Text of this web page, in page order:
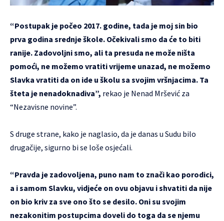
“Postupak je počeo 2017. godine, tada je moj sin bio
prva godina srednje škole. Očekivali smo da će to biti
ranije. Zadovoljni smo, ali ta presuda ne može ništa
pomoći, ne možemo vratiti vrijeme unazad, ne možemo
Slavka vratiti da on ide u školu sa svojim vršnjacima. Ta
šteta je nenadoknadiva”, rekao je Nenad Mršević za
“Nezavisne novine”.
S druge strane, kako je naglasio, da je danas u Sudu bilo
drugačije, sigurno bi se loše osjećali.
“Pravda je zadovoljena, puno nam to znači kao porodici,
a i samom Slavku, vidjeće on ovu objavu i shvatiti da nije
on bio kriv za sve ono što se desilo. Oni su svojim
nezakonitim postupcima doveli do toga da se njemu